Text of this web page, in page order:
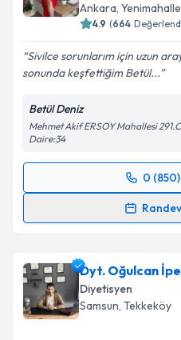
Ankara, Yenimahalle
4.9 (664
Sivilce sorunlarım için uzun
sonunda keşfettiğim Betül...
Betül Deniz
Mehmet Akif ERSOY Mahallesi
Daire:34
0
Randevu Takvimi
takvim hazırlandığında
E-posta Adresiniz
Dyt. Oğulcan
Diyetisyen
Samsun, Tekkeköy